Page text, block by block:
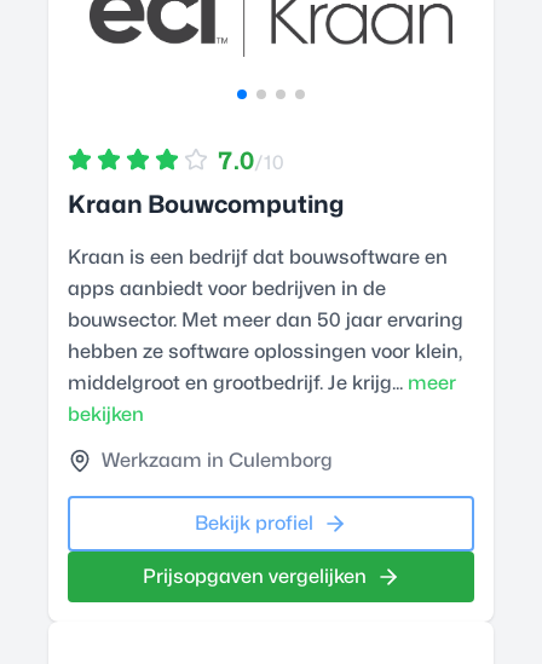
7.0/10
Kraan Bouwcomputing
Kraan is een bedrijf dat bouwsoftware en
apps aanbiedt voor bedrijven in de
bouwsector. Met meer dan 50 jaar ervaring
hebben ze software oplossingen voor klein,
middelgroot en grootbedrijf. Je krijg... meer
bekijken
Werkzaam in Culemborg
Bekijk profiel
Prijsopgaven vergelijken